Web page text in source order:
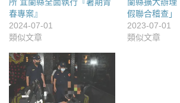
春專案』
2024-07-01
類似文章
假聯合稽查」
2023-07-01
類似文章